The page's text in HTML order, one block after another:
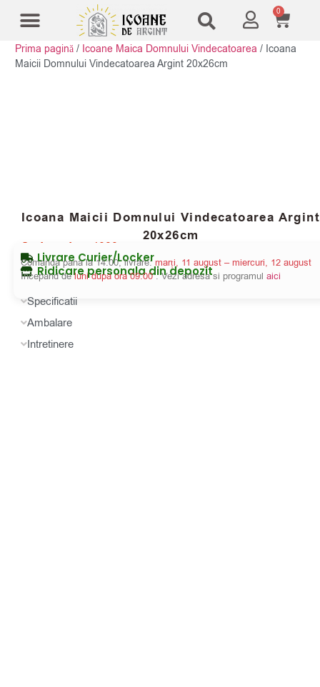
0
Prima pagină / Icoane Maica Domnului Vindecatoarea / Icoana
Maicii Domnului Vindecatoarea Argint 20x26cm
Icoana Maicii Domnului Vindecatoarea Argint
20x26cm
Cod produs: 4080
Livrare Curier/Locker
Comanda pana la 14:00, livrare:marți, 11 august – miercuri, 12 august
Ridicare personala din depozit
Incepand deluni dupa ora 09:00. Vezi adresa si programul aici
Specificatii
Ambalare
Intretinere